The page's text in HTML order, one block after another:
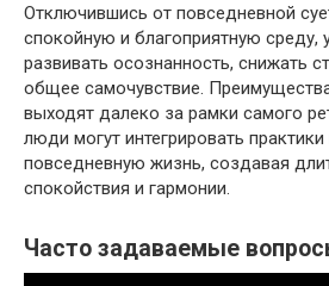
Отключившись от повседневной
спокойную и благоприятную среду,
развивать осознанность, снижать
общее самочувствие.
выходят далеко за рамки самого
люди могут интегрировать
повседневную жизнь, создавая
спокойствия и гармонии.
Часто задаваемые